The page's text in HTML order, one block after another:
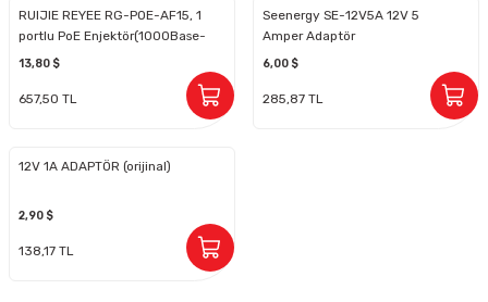
Keypad-Tuş Takımı Ürünler
RUIJIE REYEE RG-POE-AF15, 1
portlu PoE Enjektör(1000Base-
T, 52 V, 15,6 W)
13,80 $
657,50 TL
Seenergy SE-12V5A 12V 5
Amper Adaptör
6,00 $
285,87 TL
12V 1A ADAPTÖR (orijinal)
2,90 $
138,17 TL